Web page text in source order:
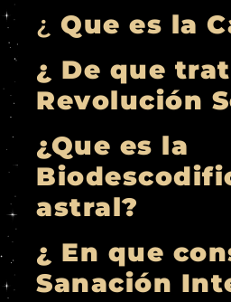
¿ Que es la
¿ De que
Revolución
¿Que es la
astral?
¿ En que
Sanación